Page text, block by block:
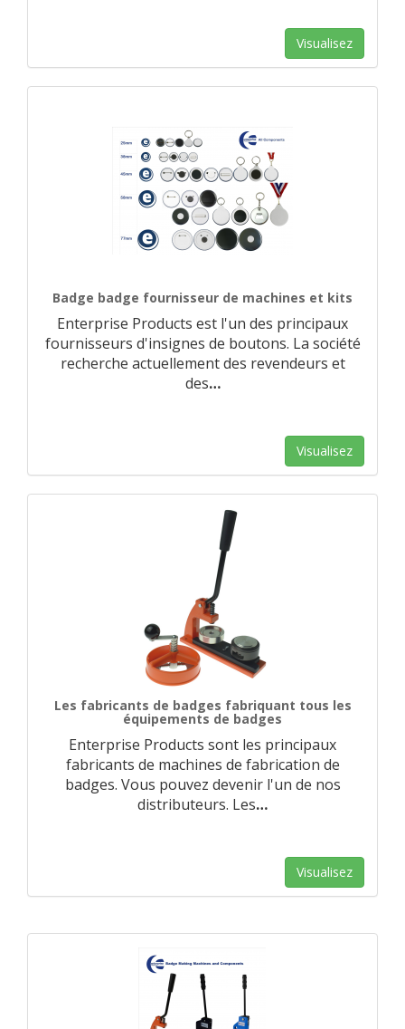
Visualisez
Badge badge fournisseur de machines et kits
Enterprise Products est l'un des principaux
fournisseurs d'insignes de boutons. La société
recherche actuellement des revendeurs et
des…
Visualisez
Les fabricants de badges fabriquant tous les
équipements de badges
Enterprise Products sont les principaux
fabricants de machines de fabrication de
badges. Vous pouvez devenir l'un de nos
distributeurs. Les…
Visualisez